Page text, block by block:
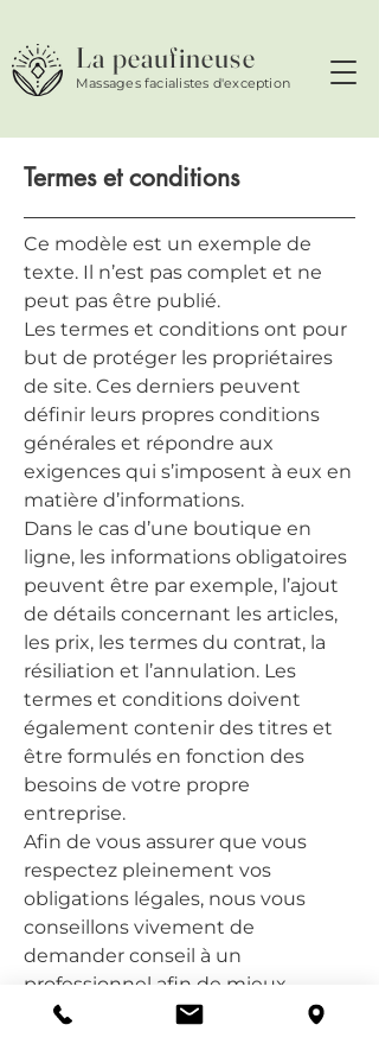
Massages facialistes d'exception
La peaufineuse
Termes et conditions
Ce modèle est un exemple de
texte. Il n’est pas complet et ne
peut pas être publié.
Les termes et conditions ont pour
but de protéger les propriétaires
de site. Ces derniers peuvent
définir leurs propres conditions
générales et répondre aux
exigences qui s’imposent à eux en
matière d’informations.
Dans le cas d’une boutique en
ligne, les informations obligatoires
peuvent être par exemple, l’ajout
de détails concernant les articles,
les prix, les termes du contrat, la
résiliation et l’annulation. Les
termes et conditions doivent
également contenir des titres et
être formulés en fonction des
besoins de votre propre
entreprise.
Afin de vous assurer que vous
respectez pleinement vos
obligations légales, nous vous
conseillons vivement de
demander conseil à un
professionnel afin de mieux
comprendre quelles sont les